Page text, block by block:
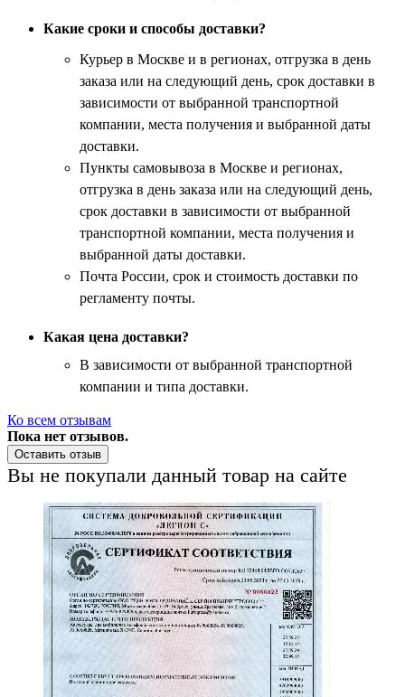
Какие сроки и способы доставки?
Курьер в Москве и в регионах, отгрузка в день
заказа или на следующий день, срок доставки в
зависимости от выбранной транспортной
компании, места получения и выбранной даты
доставки.
Пункты самовывоза в Москве и регионах,
отгрузка в день заказа или на следующий день,
срок доставки в зависимости от выбранной
транспортной компании, места получения и
выбранной даты доставки.
Почта России, срок и стоимость доставки по
регламенту почты.
Какая цена доставки?
В зависимости от выбранной транспортной
компании и типа доставки.
Ко всем отзывам
Пока нет отзывов.
Оставить отзыв
Вы не покупали данный товар на сайте